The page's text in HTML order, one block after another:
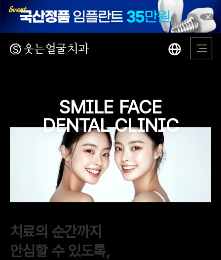
치료의 순간까지
안심할 수 있도록,